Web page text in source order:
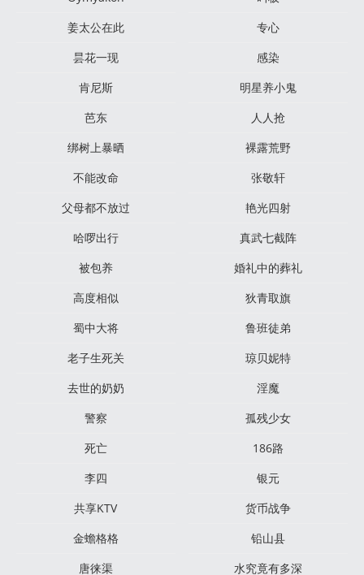
姜太公在此
专心
昙花一现
感染
肯尼斯
明星养小鬼
芭东
人人抢
绑树上暴晒
裸露荒野
不能改命
张敬轩
父母都不放过
艳光四射
哈啰出行
真武七截阵
被包养
婚礼中的葬礼
高度相似
狄青取旗
蜀中大将
鲁班徒弟
老子生死关
琼贝妮特
去世的奶奶
淫魔
警察
孤残少女
死亡
186路
李四
银元
共享KTV
货币战争
金蟾格格
铅山县
唐徕渠
水究竟有多深